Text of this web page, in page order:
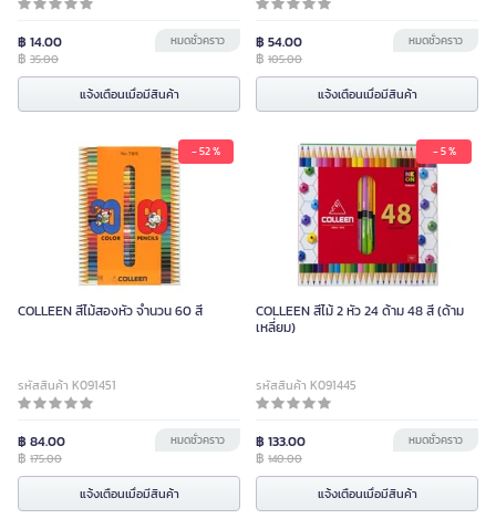
฿ 14.00
฿ 35.00
หมดชั่วคราว
แจ้งเตือนเมื่อมีสินค้า
฿ 54.00
฿ 105.00
หมดชั่วคราว
แจ้งเตือนเมื่อมีสินค้า
- 52 %
COLLEEN สีไม้สองหัว จำนวน 60 สี
รหัสสินค้า K091451
฿ 84.00
฿ 175.00
หมดชั่วคราว
แจ้งเตือนเมื่อมีสินค้า
- 5 %
COLLEEN สีไม้ 2 หัว 24 ด้าม 48 สี (ด้าม
เหลี่ยม)
รหัสสินค้า K091445
฿ 133.00
฿ 140.00
หมดชั่วคราว
แจ้งเตือนเมื่อมีสินค้า